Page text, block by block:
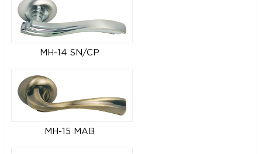
MH-14 SN/CP
MH-15 MAB